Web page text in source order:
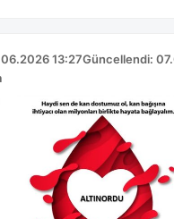
13:27Güncellendi: